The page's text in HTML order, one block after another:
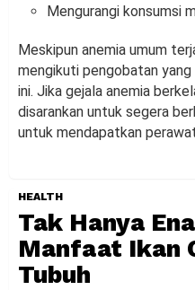
Mengurangi konsumsi
Meskipun anemia umum
mengikuti pengobatan
ini. Jika gejala anemia
disarankan untuk segera
untuk mendapatkan
HEALTH
Tak Hanya
Manfaat Ikan
Tubuh